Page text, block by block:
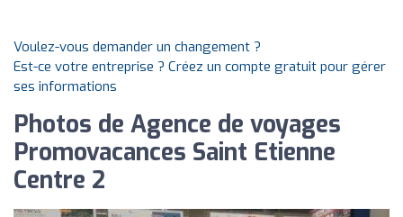
Voulez-vous demander un changement ?
Est-ce votre entreprise ? Créez un compte gratuit pour gérer
ses informations
Photos de Agence de voyages
Promovacances Saint Etienne
Centre 2